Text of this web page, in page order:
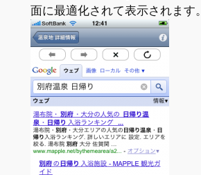
面に最適化されて表示されます。